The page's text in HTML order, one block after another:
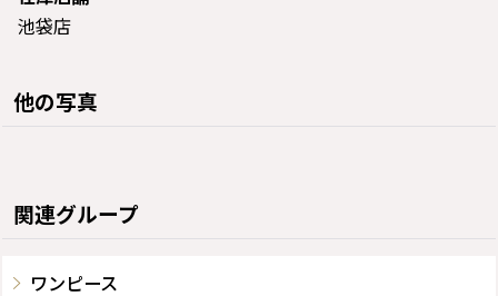
池袋店
他の写真
関連グループ
ワンピース